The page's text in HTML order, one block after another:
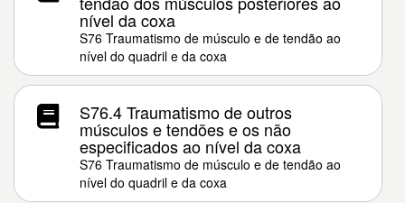
nível da coxa
S76 Traumatismo de músculo e de tendão ao
nível do quadril e da coxa
S76.4 Traumatismo de outros
músculos e tendões e os não
especificados ao nível da coxa
S76 Traumatismo de músculo e de tendão ao
nível do quadril e da coxa